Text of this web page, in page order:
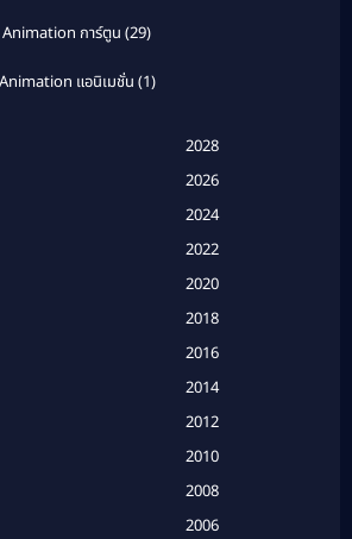
Animation การ์ตูน (29)
Animation แอนิเมชั่น (1)
True Story สร้างจากเรื่องจริง(2)
a True Story เรื่องจริง (16)
2028
2026
2024
2022
2020
2018
2016
2014
2012
2010
2008
2006